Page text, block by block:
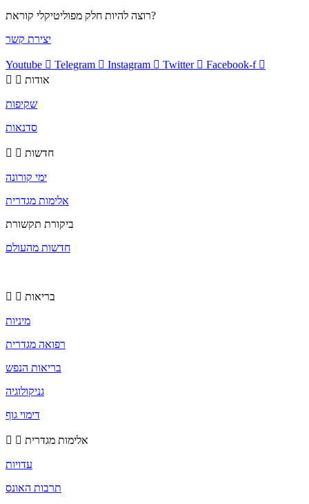
רוצה להיות חלק מפוליטיקלי קוראת?
יצירת קשר
Youtube Telegram Instagram Twitter
Facebook-f
אודות
שקיפות
סדנאות
חדשות
ימי קורונה
אלימות מגדרית
ביקורת תקשורת
חדשות מהעולם
בריאות
מיניות
רפואה מגדרית
בריאות הנפש
גניקולוגיה
דימוי גוף
אלימות מגדרית
עדויות
תרבות האונס